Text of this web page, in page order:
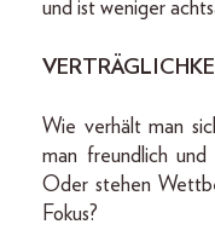
und ist weniger
Wie verhält man
man freundlich
Oder stehen
Fokus?